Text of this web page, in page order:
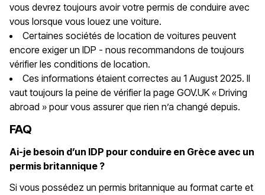
vous devrez toujours avoir votre permis de conduire avec
vous lorsque vous louez une voiture.
Certaines sociétés de location de voitures peuvent
encore exiger un IDP - nous recommandons de toujours
vérifier les conditions de location.
Ces informations étaient correctes au 1 August 2025. Il
vaut toujours la peine de vérifier la page GOV.UK « Driving
abroad » pour vous assurer que rien n’a changé depuis.
FAQ
Ai-je besoin d’un IDP pour conduire en Grèce avec un
permis britannique ?
Si vous possédez un permis britannique au format carte et